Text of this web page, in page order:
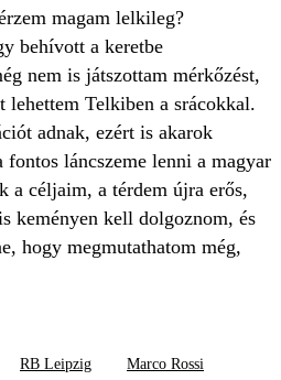
magam lelkileg?
behívott a keretbe
nem is játszottam mérkőzést,
Telkiben a srácokkal.
adnak, ezért is akarok
fontos láncszeme lenni a magyar
a céljaim, a térdem újra erős,
keményen kell dolgoznom, és
hogy megmutathatom még,
RB Leipzig Marco Rossi